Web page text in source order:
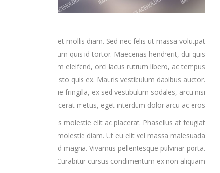
Nam eget mollis diam. Sed nec felis ut massa volutpat
dictum quis id tortor. Maecenas hendrerit, dui quis
condimentum eleifend, orci lacus rutrum libero, ac tempus
sem justo quis ex. Mauris vestibulum dapibus auctor.
Quisque fringilla, ex sed vestibulum sodales, arcu nisi
placerat metus, eget interdum dolor arcu ac eros.
Cras ultricies molestie elit ac placerat. Phasellus at feugiat
nunc, id molestie diam. Ut eu elit vel massa malesuada
ornare in id magna. Vivamus pellentesque pulvinar porta.
Curabitur cursus condimentum ex non aliquam